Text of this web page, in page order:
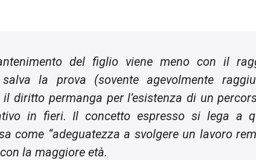
del figlio viene meno con il
la prova (sovente agevolmente
il diritto permanga per l’esistenza di un
in fieri. Il concetto espresso si lega a
come “adeguatezza a svolgere un lavoro
la maggiore età.